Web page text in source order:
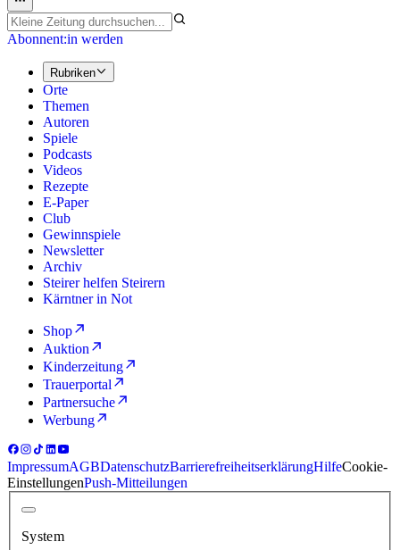
Abonnent:in werden
Rubriken
Orte
Themen
Autoren
Spiele
Podcasts
Videos
Rezepte
E-Paper
Club
Gewinnspiele
Newsletter
Archiv
Steirer helfen Steirern
Kärntner in Not
Shop
Auktion
Kinderzeitung
Trauerportal
Partnersuche
Werbung
ImpressumAGBDatenschutzBarrierefreiheitserklärungHilfeCookie-
EinstellungenPush-Mitteilungen
System